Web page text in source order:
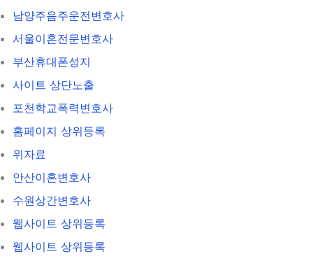
남양주음주운전변호사
서울이혼전문변호사
부산휴대폰성지
사이트 상단노출
포천학교폭력변호사
홈페이지 상위등록
위자료
안산이혼변호사
수원상간변호사
웹사이트 상위등록
웹사이트 상위등록